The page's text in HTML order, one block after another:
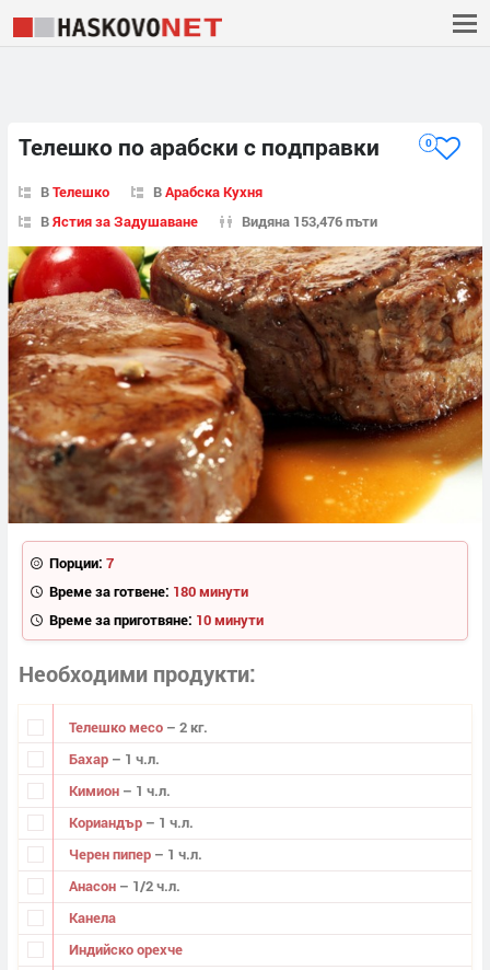
Телешко по арабски с подправки 0
ВТелешко ВАрабска Кухня
ВЯстия за Задушаване Видяна 153,476 пъти
Порции: 7
Време за готвене: 180 минути
Време за приготвяне: 10 минути
Необходими продукти
Телешко месо – 2 кг.
Бахар – 1 ч.л.
Кимион – 1 ч.л.
Кориандър – 1 ч.л.
Черен пипер – 1 ч.л.
Анасон – 1/2 ч.л.
Канела
Индийско орехче